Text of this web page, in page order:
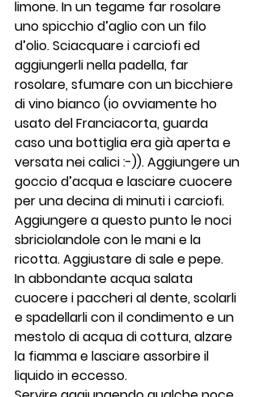
limone. In un tegame far rosolare
uno spicchio d’aglio con un filo
d’olio. Sciacquare i carciofi ed
aggiungerli nella padella, far
rosolare, sfumare con un bicchiere
di vino bianco (io ovviamente ho
usato del Franciacorta, guarda
caso una bottiglia era già aperta e
versata nei calici :-)). Aggiungere un
goccio d’acqua e lasciare cuocere
per una decina di minuti i carciofi.
Aggiungere a questo punto le noci
sbriciolandole con le mani e la
ricotta. Aggiustare di sale e pepe.
In abbondante acqua salata
cuocere i paccheri al dente, scolarli
e spadellarli con il condimento e un
mestolo di acqua di cottura, alzare
la fiamma e lasciare assorbire il
liquido in eccesso.